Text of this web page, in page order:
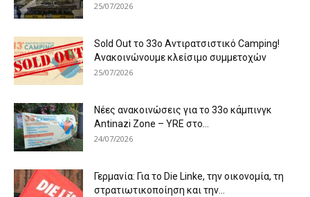
25/07/2026
Sold Out το 33ο Αντιρατσιστικό Camping!
Ανακοινώνουμε κλείσιμο συμμετοχών
25/07/2026
Νέες ανακοινώσεις για το 33ο κάμπινγκ
Antinazi Zone – YRE στο...
24/07/2026
Γερμανία: Για το Die Linke, την οικονομία, τη
στρατιωτικοποίηση και την...